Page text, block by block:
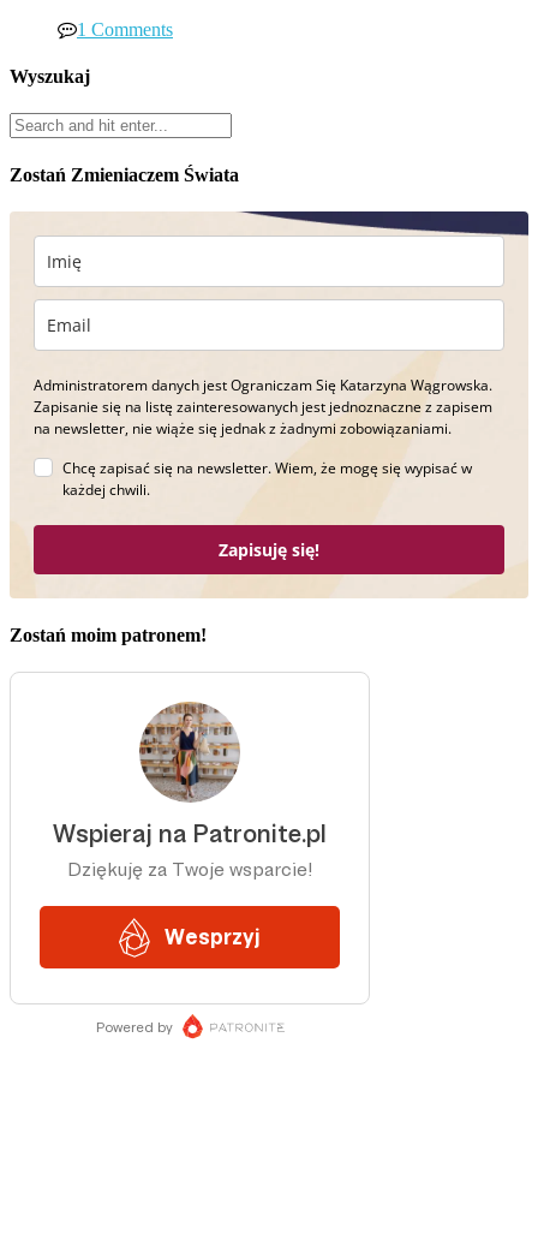
1 Comments
Wyszukaj
Zostań Zmieniaczem Świata
Administratorem danych jest Ograniczam Się Katarzyna Wągrowska.
Zapisanie się na listę zainteresowanych jest jednoznaczne z zapisem
na newsletter, nie wiąże się jednak z żadnymi zobowiązaniami.
Chcę zapisać się na newsletter. Wiem, że mogę się wypisać w
każdej chwili.
Zapisuję się!
Zostań moim patronem!